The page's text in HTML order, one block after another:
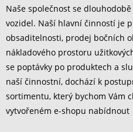
Naše společnost se
vozidel. Naší hlavní činností je
obsaditelnosti, prodej bočních
nákladového prostoru
se poptávky po produktech a
naší činnostní, dochází k
sortimentu, který bychom Vám
vytvořeném e-shopu nabídnout